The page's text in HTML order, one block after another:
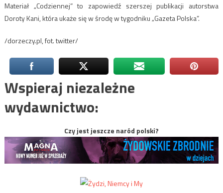
Materiał „Codziennej” to zapowiedź szerszej publikacji autorstwa
Doroty Kani, która ukaże się w środę w tygodniku „Gazeta Polska”.
/dorzeczy.pl, fot. twitter/
Wspieraj niezależne
wydawnictwo:
Czy jest jeszcze naród polski?